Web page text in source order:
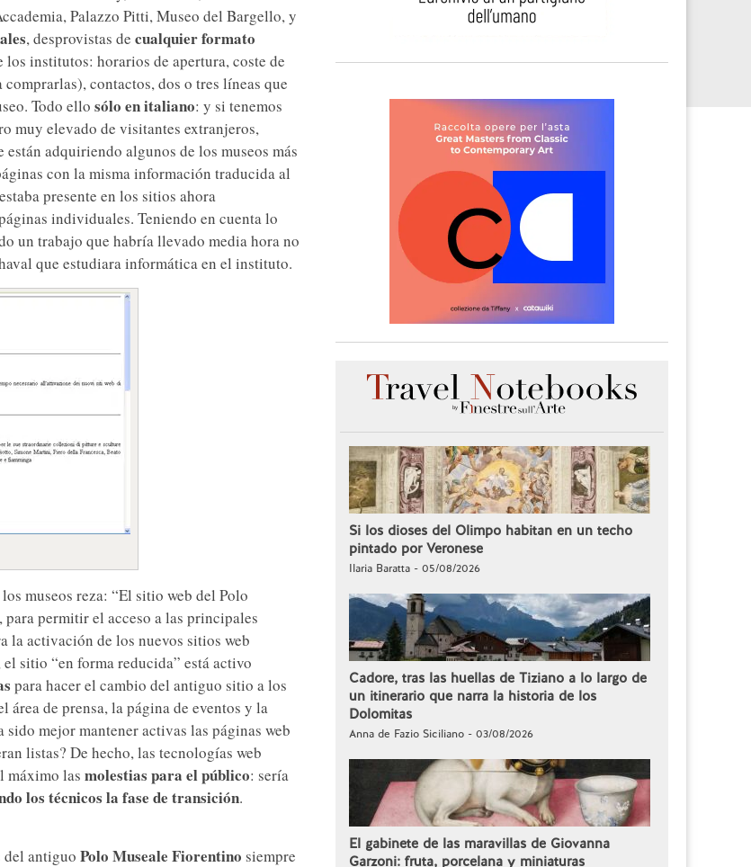
Palazzo Pitti, Museo del Bargello, y
, desprovistas de cualquier formato
los institutos: horarios de apertura, coste de
contactos, dos o tres líneas que
Todo ello sólo en italiano: y si tenemos
muy elevado de visitantes extranjeros,
están adquiriendo algunos de los museos más
con la misma información traducida al
estaba presente en los sitios ahora
individuales. Teniendo en cuenta lo
un trabajo que habría llevado media hora no
que estudiara informática en el instituto.
museos reza: “El sitio web del Polo
permitir el acceso a las principales
la activación de los nuevos sitios web
sitio “en forma reducida” está activo
para hacer el cambio del antiguo sitio a los
de prensa, la página de eventos y la
sido mejor mantener activas las páginas web
listas? De hecho, las tecnologías web
máximo las molestias para el público: sería
los técnicos la fase de transición.
del antiguo Polo Museale Fiorentino siempre
Si los dioses del Olimpo habitan en un techo
pintado por Veronese
Ilaria Baratta - 05/08/2026
Cadore, tras las huellas de Tiziano a lo largo de
un itinerario que narra la historia de los
Dolomitas
Anna de Fazio Siciliano - 03/08/2026
El gabinete de las maravillas de Giovanna
Garzoni: fruta, porcelana y miniaturas